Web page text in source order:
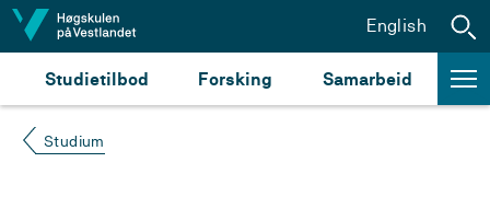
Hopp til innhald
Studietilbod Forsking Samarbeid
English
Studium